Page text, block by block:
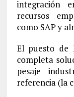
integración
recursos
como SAP y
El puesto de
completa
pesaje
referencia (la